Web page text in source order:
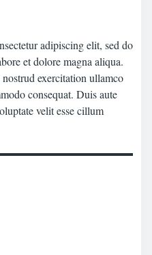
adipiscing elit, sed do
et dolore magna aliqua.
exercitation ullamco
consequat. Duis aute
velit esse cillum